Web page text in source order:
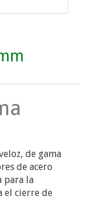
de gama
de acero
para la
el cierre de